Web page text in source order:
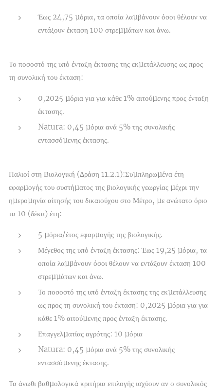
Έως 24,75 µόρια, τα οποία λαµβάνουν όσοι θέλουν να
εντάξουν έκταση 100 στρεµµάτων και άνω.
Το ποσοστό της υπό ένταξη έκτασης της εκµετάλλευσης ως προς
τη συνολική του έκταση:
0,2025 µόρια για για κάθε 1% αιτούµενης προς ένταξη
έκτασης.
Natura: 0,45 µόρια ανά 5% της συνολικής
εντασσόµενης έκτασης.
Παλιοί στη Βιολογική (∆ράση 11.2.1):Συµπληρωµένα έτη
εφαρµογής του συστήµατος της βιολογικής γεωργίας µέχρι την
ηµεροµηνία αίτησής του δικαιούχου στο Μέτρο, µε ανώτατο όριο
τα 10 (δέκα) έτη:
5 µόρια/έτος εφαρµογής της βιολογικής.
Μέγεθος της υπό ένταξη έκτασης: Έως 19,25 µόρια, τα
οποία λαµβάνουν όσοι θέλουν να εντάξουν έκταση 100
στρεµµάτων και άνω.
Το ποσοστό της υπό ένταξη έκτασης της εκµετάλλευσης
ως προς τη συνολική του έκταση: 0,2025 µόρια για για
κάθε 1% αιτούµενης προς ένταξη έκτασης.
Επαγγελµατίας αγρότης: 10 µόρια
Natura: 0,45 µόρια ανά 5% της συνολικής
εντασσόµενης έκτασης.
Τα άνωθι βαθµολογικά κριτήρια επιλογής ισχύουν αν ο συνολικός